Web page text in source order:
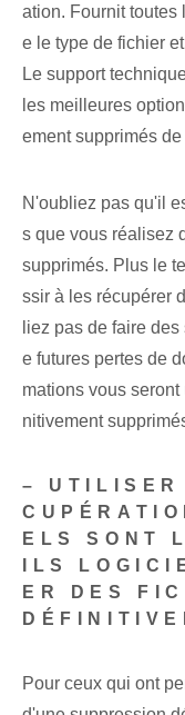
ation. Fournit toutes
e le type de fichier
Le support
les meilleures
ement supprimés
N'oubliez pas qu'il
s que vous réalisez
supprimés. Plus le
ssir à les récupérer
liez pas de faire
e futures pertes de
mations vous
nitivement
– UTILISER
ELS SONT
ILS
ER DES
Pour ceux qui ont